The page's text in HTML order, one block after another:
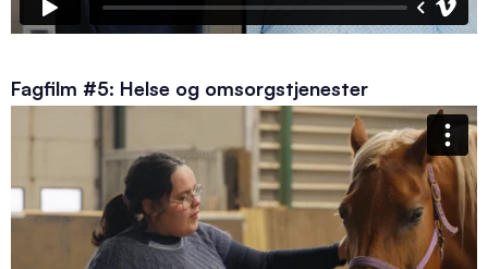
Fagfilm #5: Helse og omsorgstjenester